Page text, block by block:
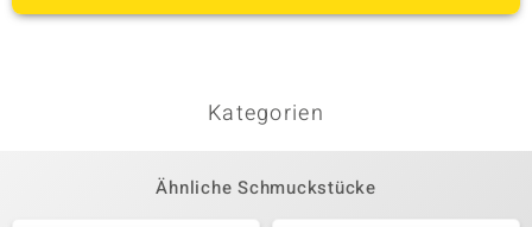
Kategorien
Ähnliche Schmuckstücke